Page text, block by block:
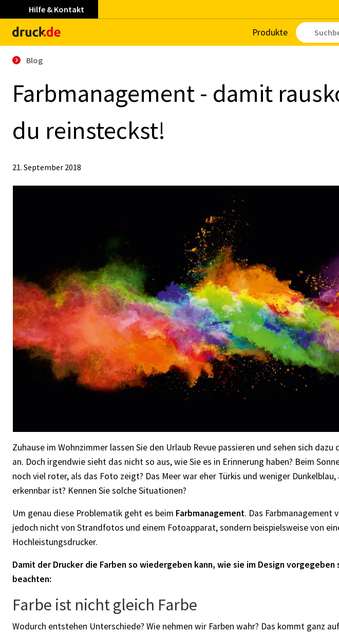
Hilfe & Kontakt
Pro­duk­te
Blog
Farb­ma­nage­ment - da­mit
du rein­steckst!
21. September 2018
Zuhause im Wohnzimmer lassen Sie den Urlaub Revue passieren und sehen sich
an. Doch irgendwie sieht das nicht so aus, wie Sie es in Erinnerung haben? Beim
noch viel roter, als das Foto zeigt? Das Meer war eher Türkis und weniger
erkennbar ist? Kennen Sie solche Situationen?
Um genau diese Problematik geht es beim Farbmanagement. Das Farbmanagement
jedoch nicht von Strandfotos und einem Fotoapparat, sondern beispielsweise von
Hochleistungsdrucker.
Damit der Drucker die Farben so wiedergeben kann, wie sie im Design vorgegeben
beachten:
Farbe ist nicht gleich Farbe
Wodurch entstehen Unterschiede? Wie nehmen wir Farben wahr? Das kommt ganz